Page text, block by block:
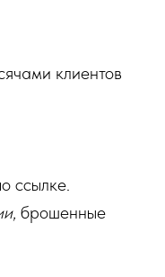
клиентов
ссылке.
, брошенные